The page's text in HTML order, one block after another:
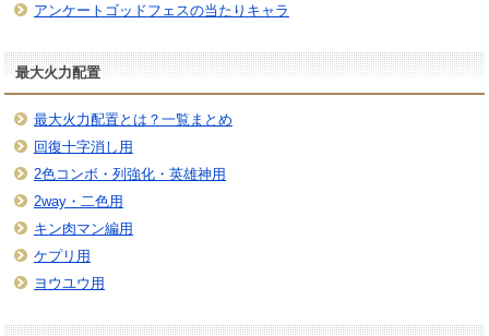
アンケートゴッドフェスの当たりキャラ
最大火力配置
最大火力配置とは？一覧まとめ
回復十字消し用
2色コンボ・列強化・英雄神用
2way・二色用
キン肉マン編用
ケプリ用
ヨウユウ用